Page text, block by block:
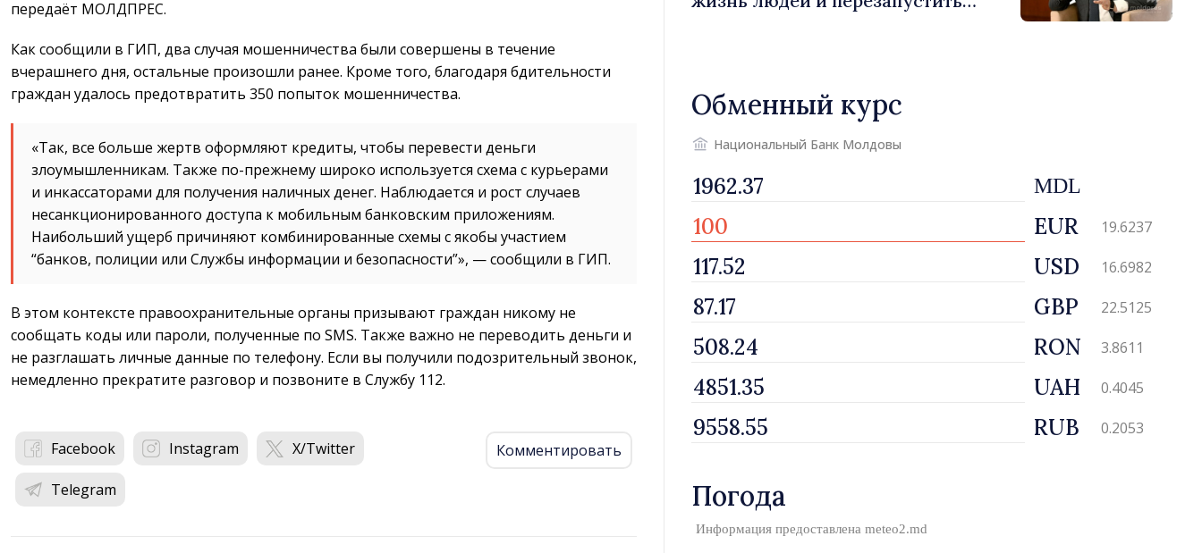
передаёт МОЛДПРЕС.
Как сообщили в ГИП, два случая мошенничества были совершены в течение
вчерашнего дня, остальные произошли ранее. Кроме того, благодаря бдительности
граждан удалось предотвратить 350 попыток мошенничества.
«Так, все больше жертв оформляют кредиты, чтобы перевести деньги
злоумышленникам. Также по-прежнему широко используется схема с курьерами
и инкассаторами для получения наличных денег. Наблюдается и рост случаев
несанкционированного доступа к мобильным банковским приложениям.
Наибольший ущерб причиняют комбинированные схемы с якобы участием
“банков, полиции или Службы информации и безопасности”», — сообщили в ГИП.
В этом контексте правоохранительные органы призывают граждан никому не
сообщать коды или пароли, полученные по SMS. Также важно не переводить деньги и
не разглашать личные данные по телефону. Если вы получили подозрительный звонок,
немедленно прекратите разговор и позвоните в Службу 112.
Facebook Instagram X/Twitter
Telegram
Комментировать
Обменный курс
Национальный Банк Молдовы
MDL
EUR 19.6237
USD 16.6982
GBP 22.5125
RON 3.8611
UAH 0.4045
RUB 0.2053
Погода
Информация предоставлена meteo2.md